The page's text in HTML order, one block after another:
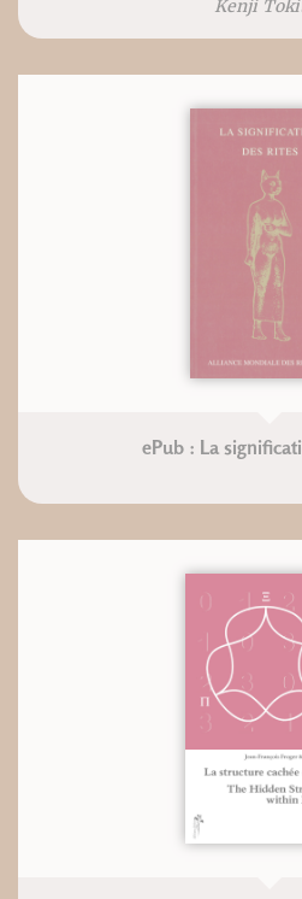
Kenji
ePub : La